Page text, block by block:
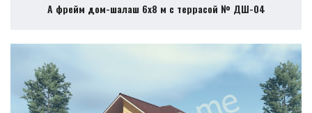
А фрейм дом-шалаш 6х8 м с террасой № ДШ-04